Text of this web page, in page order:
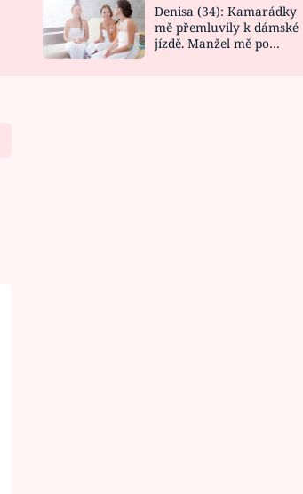
DESIGN
Denisa (34): Kamarádky
mě přemluvily k dámské
jízdě. Manžel mě po